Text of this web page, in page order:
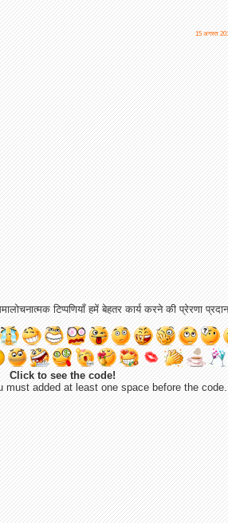
15 अगस्त
टिप्पणियाँ हमें बेहतर कार्य करने की प्रेरणा
Click to see the code!
must added at least one space before the code.